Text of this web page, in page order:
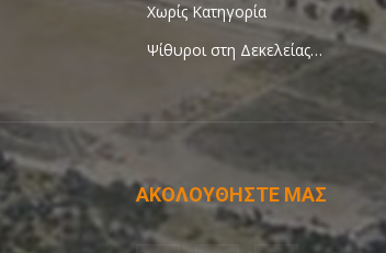
Χωρίς Κατηγορία
Ψίθυροι στη Δεκελείας…
ΑΚΟΛΟΥΘΗΣΤΕ ΜΑΣ